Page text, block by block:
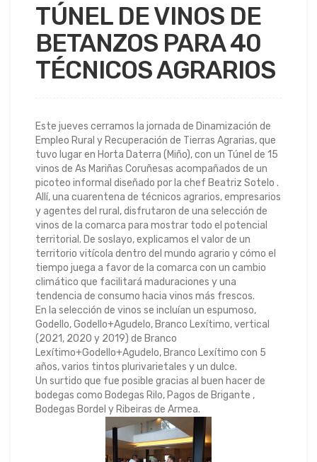
TÚNEL DE VINOS DE
BETANZOS PARA 40
TÉCNICOS AGRARIOS
Este jueves cerramos la jornada de Dinamización de
Empleo Rural y Recuperación de Tierras Agrarias, que
tuvo lugar en Horta Daterra (Miño), con un Túnel de 15
vinos de As Mariñas Coruñesas acompañados de un
picoteo informal diseñado por la chef Beatriz Sotelo .
Allí, una cuarentena de técnicos agrarios, empresarios
y agentes del rural, disfrutaron de una selección de
vinos de la comarca para mostrar todo el potencial
territorial. De soslayo, explicamos el valor de un
territorio vitícola dentro del mundo agrario y cómo el
tiempo juega a favor de la comarca con un cambio
climático que facilitará maduraciones y una
tendencia de consumo hacia vinos más frescos.
En la selección de vinos se incluían un espumoso,
Godello, Godello+Agudelo, Branco Lexítimo, vertical
(2021, 2020 y 2019) de Branco
Lexítimo+Godello+Agudelo, Branco Lexítimo con 5
años, varios tintos plurivarietales y un dulce.
Un surtido que fue posible gracias al buen hacer de
bodegas como Bodegas Rilo, Pagos de Brigante ,
Bodegas Bordel y Ribeiras de Armea.